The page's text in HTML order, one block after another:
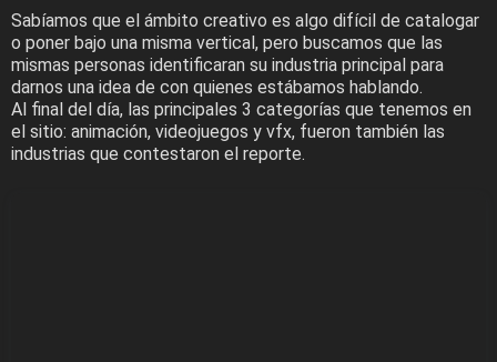
Sabíamos que el ámbito creativo es algo difícil de catalogar
o poner bajo una misma vertical, pero buscamos que las
mismas personas identificaran su industria principal para
darnos una idea de con quienes estábamos hablando.
Al final del día, las principales 3 categorías que tenemos en
el sitio: animación, videojuegos y vfx, fueron también las
industrias que contestaron el reporte.